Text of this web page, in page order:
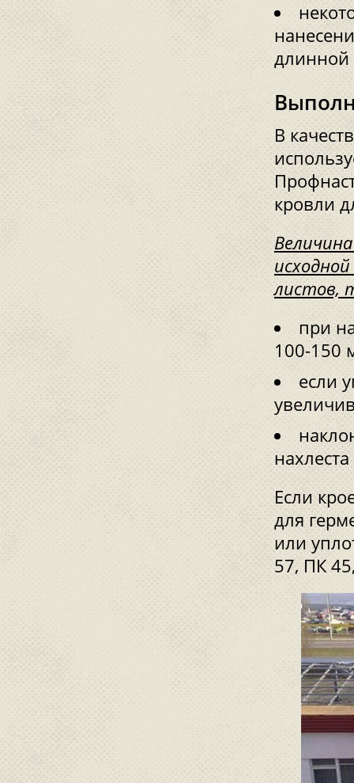
длинной
В
кровли
листов,
при
100-150
если
Если
для
или
57, ПК